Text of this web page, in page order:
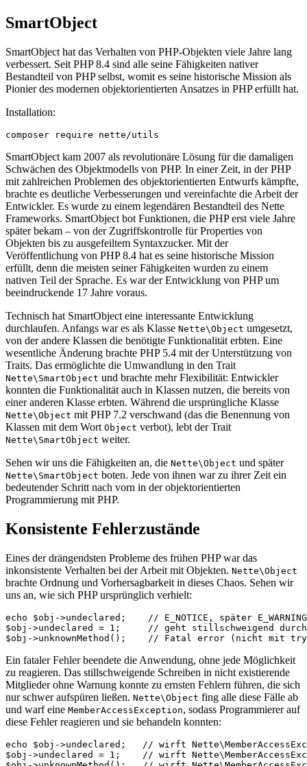
SmartObject
SmartObject hat das Verhalten von PHP-Objekten viele Jahre lang
verbessert. Seit PHP 8.4 sind alle seine Fähigkeiten nativer
Bestandteil von PHP selbst, womit es seine historische Mission als
Pionier des modernen objektorientierten Ansatzes in PHP erfüllt hat.
Installation:
SmartObject kam 2007 als revolutionäre Lösung für die damaligen
Schwächen des Objektmodells von PHP. In einer Zeit, in der PHP
mit zahlreichen Problemen des objektorientierten Entwurfs kämpfte,
brachte es deutliche Verbesserungen und vereinfachte die Arbeit der
Entwickler. Es wurde zu einem legendären Bestandteil des Nette
Frameworks. SmartObject bot Funktionen, die PHP erst viele Jahre
später bekam – von der Zugriffskontrolle für Properties von
Objekten bis zu ausgefeiltem Syntaxzucker. Mit der
Veröffentlichung von PHP 8.4 hat es seine historische Mission
erfüllt, denn die meisten seiner Fähigkeiten wurden zu einem
nativen Teil der Sprache. Es war der Entwicklung von PHP um
beeindruckende 17 Jahre voraus.
Technisch hat SmartObject eine interessante Entwicklung
durchlaufen. Anfangs war es als Klasse Nette\Object umgesetzt,
von der andere Klassen die benötigte Funktionalität erbten. Eine
wesentliche Änderung brachte PHP 5.4 mit der Unterstützung von
Traits. Das ermöglichte die Umwandlung in den Trait
Nette\SmartObject und brachte mehr Flexibilität: Entwickler
konnten die Funktionalität auch in Klassen nutzen, die bereits von
einer anderen Klasse erbten. Während die ursprüngliche Klasse
Nette\Object mit PHP 7.2 verschwand (das die Benennung von
Klassen mit dem Wort Object verbot), lebt der Trait
Nette\SmartObject weiter.
Sehen wir uns die Fähigkeiten an, die Nette\Object und später
Nette\SmartObject boten. Jede von ihnen war zu ihrer Zeit ein
bedeutender Schritt nach vorn in der objektorientierten
Programmierung mit PHP.
Konsistente Fehlerzustände
Eines der drängendsten Probleme des frühen PHP war das
inkonsistente Verhalten bei der Arbeit mit Objekten. Nette\Object
brachte Ordnung und Vorhersagbarkeit in dieses Chaos. Sehen wir
uns an, wie sich PHP ursprünglich verhielt:
echo $obj->undeclared;    // E_NOTICE, später E_WARNING
$obj->undeclared = 1;     // geht stillschweigend durch,
Ein fataler Fehler beendete die Anwendung, ohne jede Möglichkeit
zu reagieren. Das stillschweigende Schreiben in nicht existierende
Mitglieder ohne Warnung konnte zu ernsten Fehlern führen, die sich
nur schwer aufspüren ließen. Nette\Object fing alle diese Fälle ab
und warf eine MemberAccessException, sodass Programmierer auf
diese Fehler reagieren und sie behandeln konnten:
echo $obj->undeclared;   // wirft
$obj->undeclared = 1;    // wirft